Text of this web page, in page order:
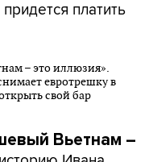
платить
Вьетнам –